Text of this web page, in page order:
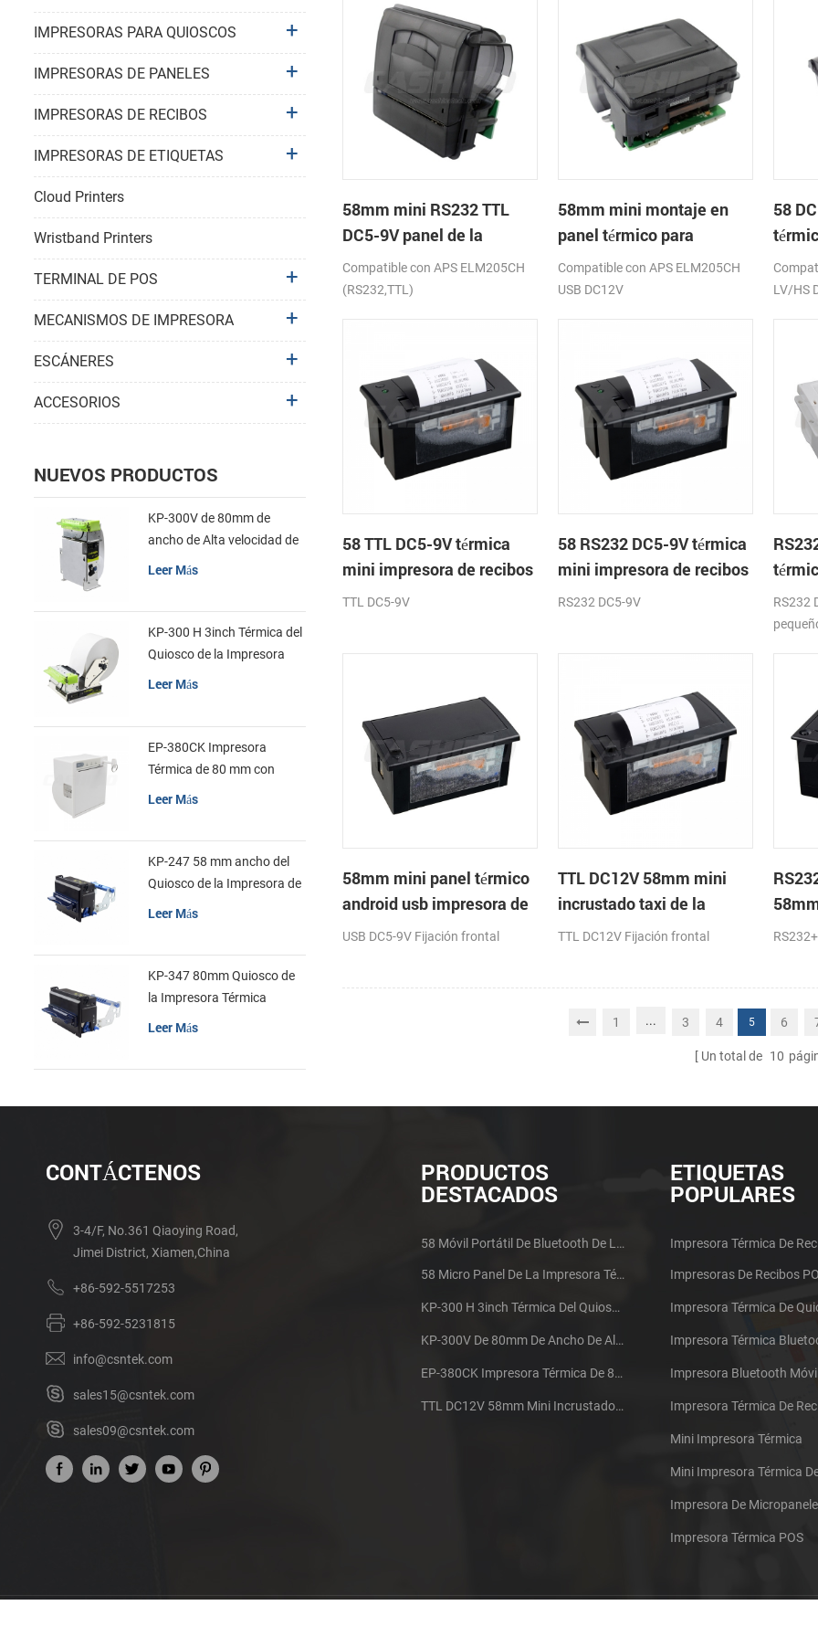
58mm mini RS232 TTL
DC5-9V panel de la
impresora térmica de
recibos
Compatible con APS ELM205CH
(RS232,TTL)
58mm mini montaje en
panel térmico para
impresora usb
Compatible con APS ELM205CH
USB DC12V
58
LV/HS
58 TTL DC5-9V térmica
mini impresora de recibos
TTL DC5-9V
58 RS232 DC5-9V térmica
mini impresora de recibos
módulo
RS232 DC5-9V
RS232
58mm mini panel térmico
android usb impresora de
recibos
USB DC5-9V Fijación frontal
TTL DC12V 58mm mini
incrustado taxi de la
impresora térmica de
TTL DC12V Fijación frontal
1 ... 3 4 5 6
Un total de 10
IMPRESORAS PARA QUIOSCOS
IMPRESORAS DE PANELES
IMPRESORAS DE RECIBOS
IMPRESORAS DE ETIQUETAS
Cloud Printers
Wristband Printers
TERMINAL DE POS
MECANISMOS DE IMPRESORA
ESCÁNERES
ACCESORIOS
NUEVOS PRODUCTOS
KP-300V de 80mm de
ancho de Alta velocidad de
la Impresora Térmica del
Leer Más
KP-300 H 3inch Térmica del
Quiosco de la Impresora
Módulo de
Leer Más
EP-380CK Impresora
Térmica de 80 mm con
Leer Más
KP-247 58 mm ancho del
Quiosco de la Impresora de
Leer Más
KP-347 80mm Quiosco de
la Impresora Térmica
Leer Más
CONTÁCTENOS
3-4/F, No.361 Qiaoying Road,
Jimei District, Xiamen,China
+86-592-5517253
+86-592-5231815
info@csntek.com
sales15@csntek.com
sales09@csntek.com
PRODUCTOS
DESTACADOS
58 Móvil Portátil De Bluetooth De La Impresora Térmica De PTP-II
58 Micro Panel De La Impresora Térmica De Recibos CSN-A1
KP-300 H 3inch Térmica Del Quiosco De La Impresora Módulo De
KP-300V De 80mm De Ancho De Alta Velocidad De La Impresora Térmica Del Quiosco
EP-380CK Impresora Térmica De 80 Mm Con Bloqueo De La Tapa
TTL DC12V 58mm Mini Incrustado Taxi De La Impresora Térmica De Recibos
ETIQUETAS
POPULARES
Impresora Térmica De
Impresoras De Recibos
Impresora Térmica De
Impresora Térmica
Impresora Bluetooth Móvil
Mini Impresora Térmica
Mini Impresora Térmica
Impresora De
Impresora Térmica POS